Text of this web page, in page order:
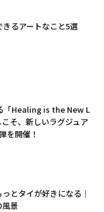
るアートなこと5選
「Healing is the New L
そ、新しいラグジュア
を開催！
とタイが好きになる｜
景